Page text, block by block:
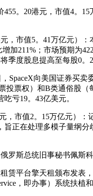
。20港元，市值4。15
市值5。41万亿元）：
加211%；市场预期为
季度股息提高至每股0。
向美国证券买卖
投票权）和B类通俗股（
亏19。43亿美元。
市值2。15万亿元）：
旨正在处理多模子量纲
斯总统旧事秘书佩斯科
平台擎天租颁布发表，
，即办事）系统扶植